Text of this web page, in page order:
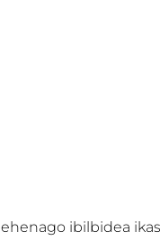
ibilbidea